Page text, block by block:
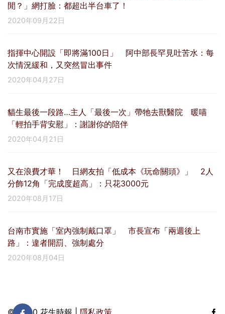
閒？」網打臉：都超出半台車了！
2020年09月22日
指揮中心開設「即將滿100日」 阿中部長罕見吐苦水：每
次情況緩和，又突然冒出事件
2020年04月27日
貓生最後一段路…主人「最後一次」帶牠去獸醫院 暖喵
「輕拍手背安慰」：謝謝你的陪伴
2020年04月21日
又在浪費才華！ 日網友拍「低成本《玩命關頭》」 2人
分飾12角「完成度超高」：只花3000元
2020年08月17日
台南市實施「室內強制戴口罩」 市長宣布「兩週後上
路」：違者開罰、強制處分
2020年08月04日